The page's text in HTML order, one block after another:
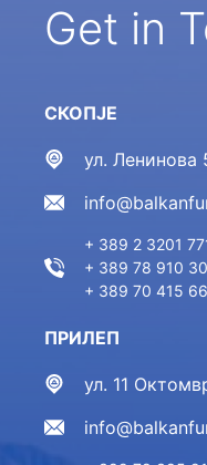
Get in
СКОПЈЕ
ул. Ленинова
+ 389 2 3201
+ 389 78 910
+ 389 70 415
ПРИЛЕП
ул. 11